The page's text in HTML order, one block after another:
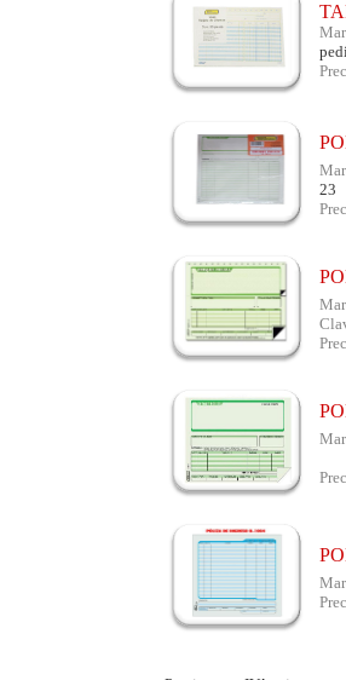
23